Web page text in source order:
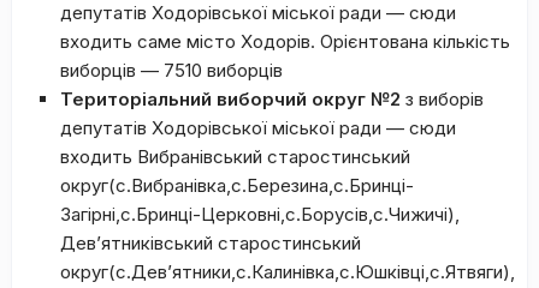
депутатів Ходорівської міської ради — сюди
входить саме місто Ходорів. Орієнтована кількість
виборців — 7510 виборців
Територіальний виборчий округ №2 з виборів
депутатів Ходорівської міської ради — сюди
входить Вибранівський старостинський
округ(с.Вибранівка,с.Березина,с.Бринці-
Загірні,с.Бринці-Церковні,с.Борусів,с.Чижичі),
Дев’ятниківський старостинський
округ(с.Дев’ятники,с.Калинівка,с.Юшківці,с.Ятвяги),